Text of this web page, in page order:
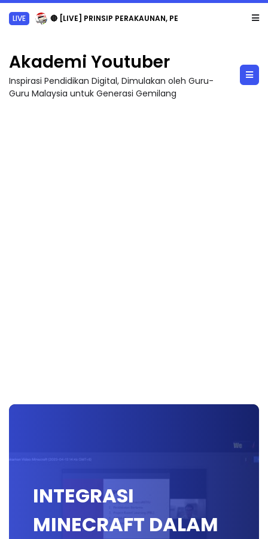
LIVE 🔴 [LIVE] PRINSIP PERAKAUNAN, PECUT SKOR SOALAN 1 TRIAL OLEH CIKGU WAN...
Akademi Youtuber
Inspirasi Pendidikan Digital, Dimulakan oleh Guru-
Guru Malaysia untuk Generasi Gemilang
INTEGRASI
MINECRAFT DALAM